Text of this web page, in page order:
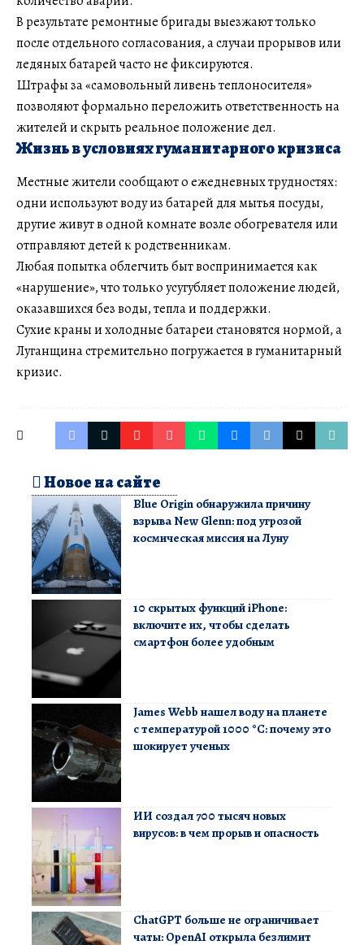
В результате ремонтные бригады выезжают только
после отдельного согласования, а случаи прорывов или
ледяных батарей часто не фиксируются.
Штрафы за «самовольный ливень теплоносителя»
позволяют формально переложить ответственность на
жителей и скрыть реальное положение дел.
Жизнь в условиях гуманитарного кризиса
Местные жители сообщают о ежедневных трудностях:
одни используют воду из батарей для мытья посуды,
другие живут в одной комнате возле обогревателя или
отправляют детей к родственникам.
Любая попытка облегчить быт воспринимается как
«нарушение», что только усугубляет положение людей,
оказавшихся без воды, тепла и поддержки.
Сухие краны и холодные батареи становятся нормой, а
Луганщина стремительно погружается в гуманитарный
кризис.
Новое на сайте
Blue Origin обнаружила причину
взрыва New Glenn: под угрозой
космическая миссия на Луну
10 скрытых функций iPhone:
включите их, чтобы сделать
смартфон более удобным
James Webb нашел воду на планете
с температурой 1000 °C: почему это
шокирует ученых
ИИ создал 700 тысяч новых
вирусов: в чем прорыв и опасность
ChatGPT больше не ограничивает
чаты: OpenAI открыла безлимит